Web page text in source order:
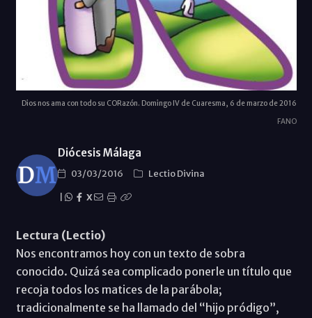
Dios nos ama con todo su CORazón. Domingo IV de Cuaresma, 6 de marzo de 2016
FANO
Diócesis Málaga
03/03/2016
Lectio Divina
X
Lectura (Lectio)
Nos encontramos hoy con un texto de sobra
conocido. Quizá sea complicado ponerle un título que
recoja todos los matices de la parábola;
tradicionalmente se ha llamado del “hijo pródigo”,